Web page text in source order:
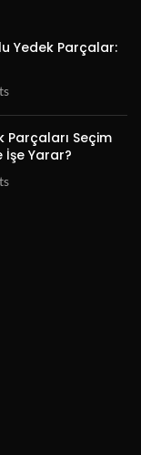
Yedek Parçalar:
Parçaları Seçim
İşe Yarar?